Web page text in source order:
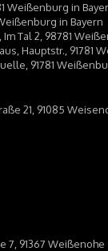
Weißenburg in
in Bayern
Tal 2, 98781
Hauptstr., 91781
91781
21, 91085
7, 91367 Weißenohe